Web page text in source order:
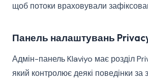
щоб потоки враховували
Панель налаштувань
Адмін-панель Klaviyo має розділ
який контролює деякі поведінки